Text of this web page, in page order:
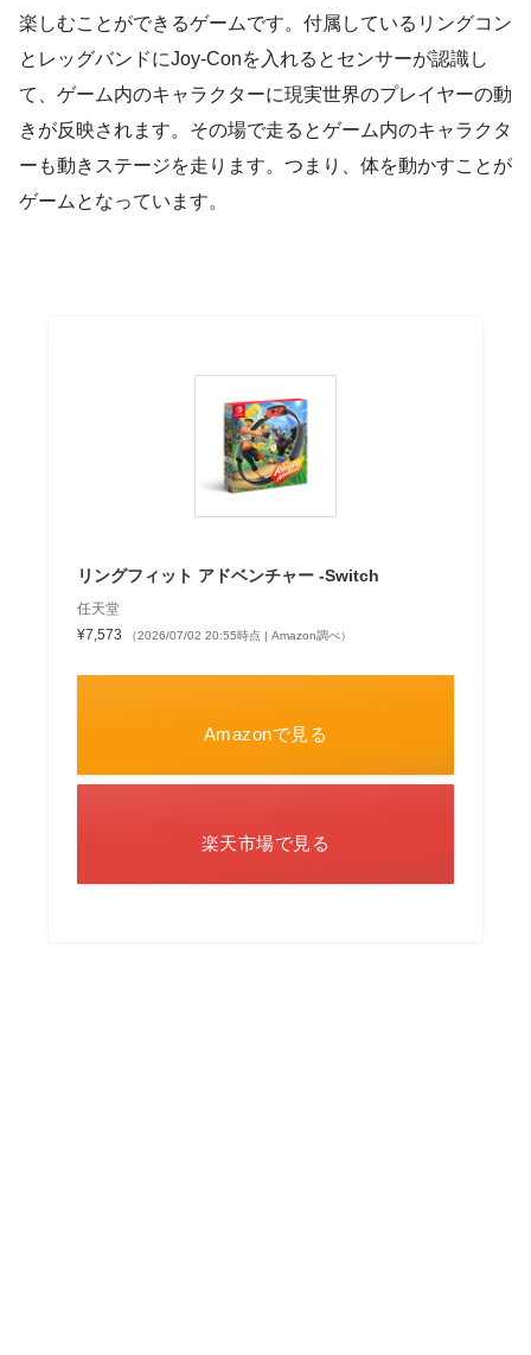
楽しむことができるゲームです。付属しているリングコン
とレッグバンドにJoy-Conを入れるとセンサーが認識し
て、ゲーム内のキャラクターに現実世界のプレイヤーの動
きが反映されます。その場で走るとゲーム内のキャラクタ
ーも動きステージを走ります。つまり、体を動かすことが
ゲームとなっています。
リングフィット アドベンチャー -Switch
任天堂
¥7,573
（2026/07/02 20:55時点 | Amazon調べ）
Amazonで見る
楽天市場で見る